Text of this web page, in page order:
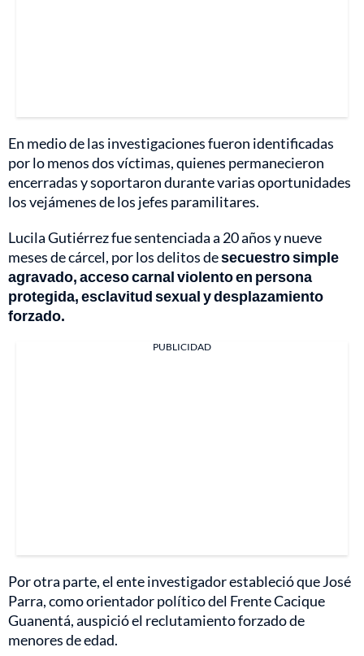
En medio de las investigaciones fueron identificadas
por lo menos dos víctimas, quienes permanecieron
encerradas y soportaron durante varias oportunidades
los vejámenes de los jefes paramilitares.
Lucila Gutiérrez fue sentenciada a 20 años y nueve
meses de cárcel, por los delitos desecuestro simple
agravado, acceso carnal violento en persona
protegida, esclavitud sexual y desplazamiento
forzado.
PUBLICIDAD
Por otra parte, el ente investigador estableció que José
Parra, como orientador político del Frente Cacique
Guanentá, auspició el reclutamiento forzado de
menores de edad.